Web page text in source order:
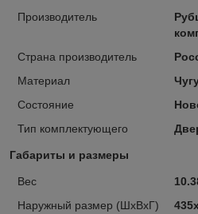
Производитель
Страна производитель
Материал
Состояние
Тип комплектующего
Габариты и размеры
Вес
Наружный размер (ШхВхГ)